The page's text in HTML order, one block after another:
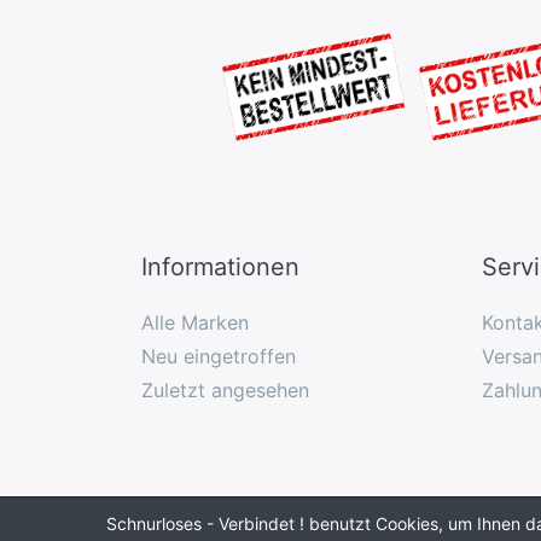
Informationen
Alle Marken
Neu eingetroffen
Zuletzt angesehen
Schnurloses - Verbindet ! benutzt Cookies, um Ihnen